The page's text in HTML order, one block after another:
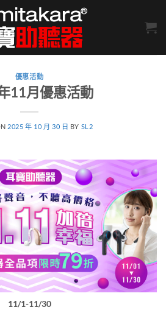
優惠活動
11月優惠活動
2025 年 10 月 30 日 BY SL2
11/1-11/30